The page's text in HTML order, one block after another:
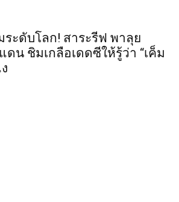
ะดับโลก! สาระรีฟ พาลุย
ดน ชิมเกลือเดดซีให้รู้ว่า “เค็ม